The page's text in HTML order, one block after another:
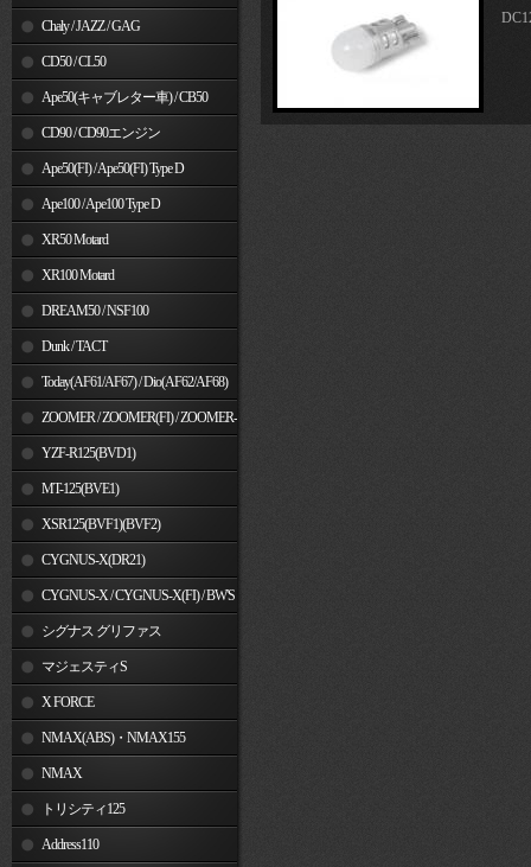
Chaly / JAZZ / GAG
CD50 / CL50
Ape50(キャブレター車) / CB50
CD90 / CD90エンジン
Ape50(FI) / Ape50(FI) Type D
Ape100 / Ape100 Type D
XR50 Motard
XR100 Motard
DREAM50 / NSF100
Dunk / TACT
Today(AF61/AF67) / Dio(AF62/AF68)
ZOOMER / ZOOMER(FI) / ZOOMER-
YZF-R125(BVD1)
MT-125(BVE1)
XSR125(BVF1)(BVF2)
CYGNUS-X(DR21)
CYGNUS-X / CYGNUS-X(FI) / BW'S
125 シグナス グリファス
マジェスティS
X FORCE
NMAX(ABS)・NMAX155
NMAX
トリシティ125
Address110